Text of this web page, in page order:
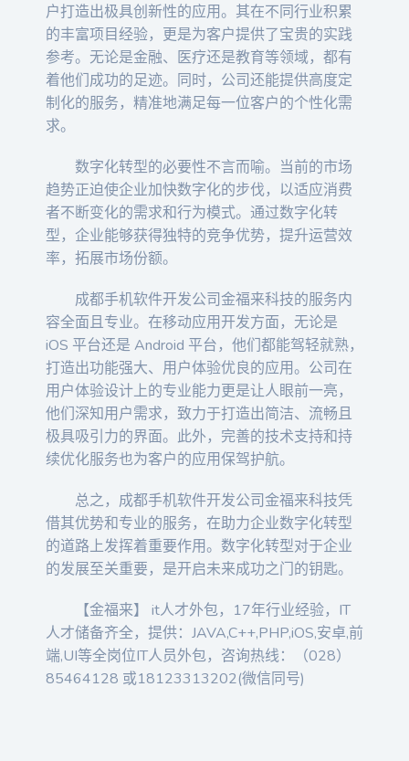
户打造出极具创新性的应用。其在不同行业积累
的丰富项目经验，更是为客户提供了宝贵的实践
参考。无论是金融、医疗还是教育等领域，都有
着他们成功的足迹。同时，公司还能提供高度定
制化的服务，精准地满足每一位客户的个性化需
求。
数字化转型的必要性不言而喻。当前的市场
趋势正迫使企业加快数字化的步伐，以适应消费
者不断变化的需求和行为模式。通过数字化转
型，企业能够获得独特的竞争优势，提升运营效
率，拓展市场份额。
成都手机软件开发公司金福来科技的服务内
容全面且专业。在移动应用开发方面，无论是
iOS 平台还是 Android 平台，他们都能驾轻就熟，
打造出功能强大、用户体验优良的应用。公司在
用户体验设计上的专业能力更是让人眼前一亮，
他们深知用户需求，致力于打造出简洁、流畅且
极具吸引力的界面。此外，完善的技术支持和持
续优化服务也为客户的应用保驾护航。
总之，成都手机软件开发公司金福来科技凭
借其优势和专业的服务，在助力企业数字化转型
的道路上发挥着重要作用。数字化转型对于企业
的发展至关重要，是开启未来成功之门的钥匙。
【金福来】 it人才外包，17年行业经验，IT
人才储备齐全，提供：JAVA,C++,PHP,iOS,安卓,前
端,UI等全岗位IT人员外包，咨询热线：（028）
85464128 或18123313202(微信同号)